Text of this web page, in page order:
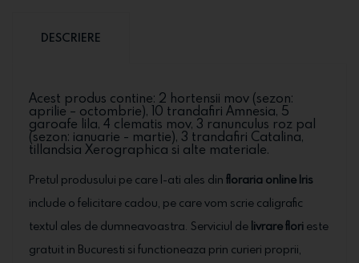
DESCRIERE
Acest produs contine: 2 hortensii mov (sezon:
aprilie – octombrie), 10 trandafiri Amnesia, 5
garoafe lila, 4 clematis mov, 3 ranunculus roz pal
(sezon: ianuarie - martie), 3 trandafiri Catalina,
tillandsia Xerographica si alte materiale.
Pretul produsului pe care l-ati ales din floraria online Iris
include o felicitare cadou, pe care vom scrie caligrafic
textul ales de dumneavoastra. Serviciul de livrare flori este
gratuit in Bucuresti si functioneaza prin curieri proprii,